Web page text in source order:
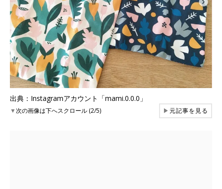
出典：Instagramアカウント「mami.0.0.0」
▼次の画像は下へスクロール (2/5) ▶元記事を見る